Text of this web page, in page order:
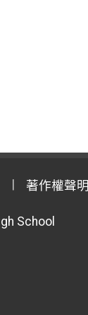
著作權聲明
School